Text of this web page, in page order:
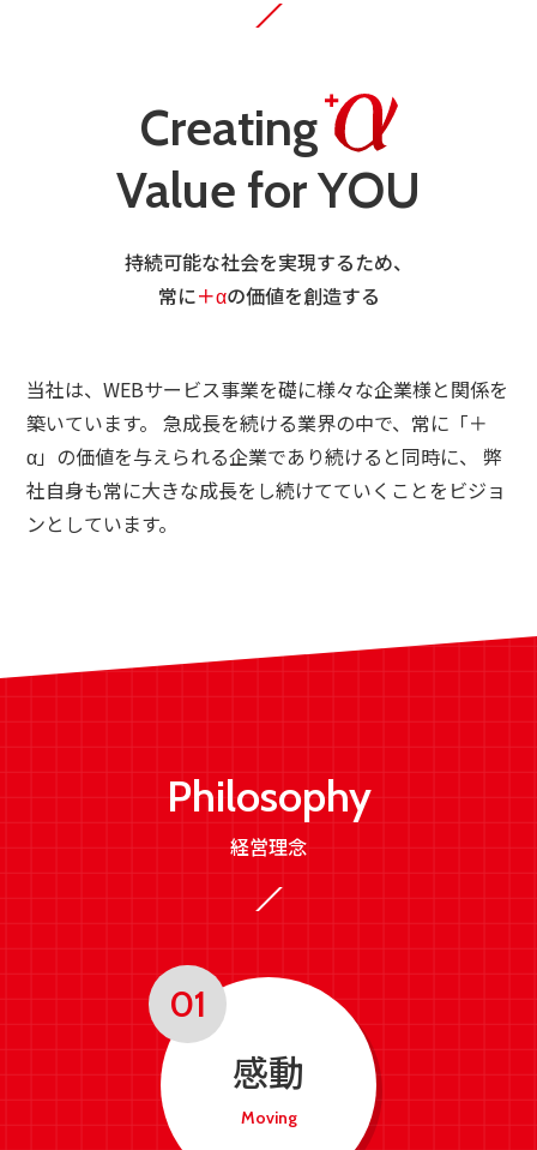
Creating
Value for YOU
持続可能な社会を実現するため、
常に＋αの価値を創造する
当社は、WEBサービス事業を礎に様々な企業様と関係を
築いています。 急成長を続ける業界の中で、常に「＋
α」の価値を与えられる企業であり続けると同時に、 弊
社自身も常に大きな成長をし続けてていくことをビジョ
ンとしています。
Philosophy
経営理念
感動
Moving